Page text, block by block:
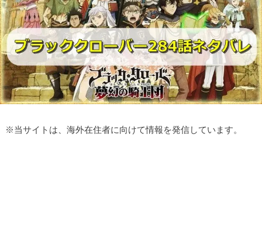
※ 当サイトは、海外在住者に向けて情報を発信しています。